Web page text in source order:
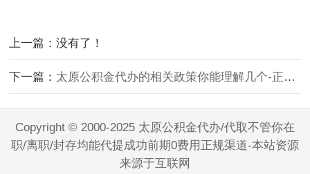
上一篇：没有了！
下一篇： 太原公积金代办的相关政策你能理解几个-正规代办
Copyright © 2000-2025 太原公积金代办/代取不管你在
职/离职/封存均能代提成功前期0费用正规渠道-本站资源
来源于互联网